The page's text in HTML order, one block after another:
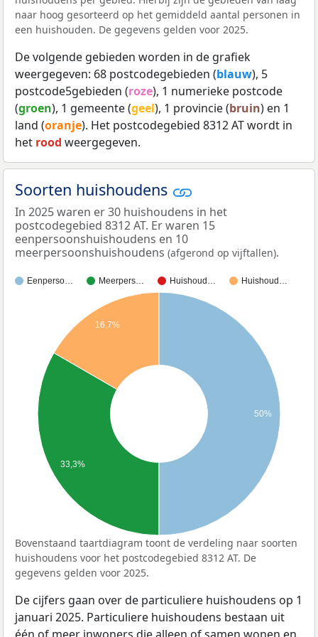
naar hoog gesorteerd op het gemiddeld aantal personen in
een huishouden. De gegevens gelden voor 2025.
De volgende gebieden worden in de grafiek
weergegeven: 68 postcodegebieden (blauw), 5
postcode5gebieden (roze), 1 numerieke postcode
(groen), 1 gemeente (geel), 1 provincie (bruin) en 1
land (oranje). Het postcodegebied 8312 AT wordt in
het rood weergegeven.
Soorten huishoudens
In 2025 waren er 30 huishoudens in het
postcodegebied 8312 AT. Er waren 15
eenpersoonshuishoudens en 10
meerpersoonshuishoudens (afgerond op vijftallen).
Eenperso… Meerpers… Huishoud… Huishoud…
16,7%
33,3%
50%
Bovenstaand taartdiagram toont de verdeling naar soorten
huishoudens voor het postcodegebied 8312 AT. De
gegevens gelden voor 2025.
De cijfers gaan over de particuliere huishoudens op 1
januari 2025. Particuliere huishoudens bestaan uit